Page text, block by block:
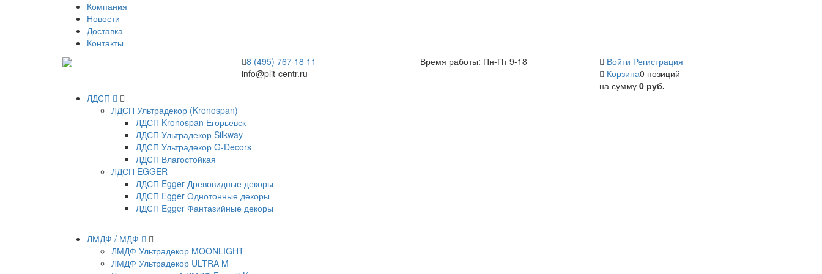
Компания
Новости
Доставка
Контакты
8 (495) 767 18 11
info@plit-centr.ru
Время работы: Пн-Пт 9-18 Войти Регистрация
Корзина0 позиций
на сумму 0 руб.
ЛДСП
ЛДСП Ультрадекор (Kronospan)
ЛДСП Kronospan Егорьевск
ЛДСП Ультрадекор Silkway
ЛДСП Ультрадекор G-Decors
ЛДСП Влагостойкая
ЛДСП EGGER
ЛДСП Egger Древовидные декоры
ЛДСП Egger Однотонные декоры
ЛДСП Egger Фантазийные декоры
ЛМДФ / МДФ
ЛМДФ Ультрадекор MOONLIGHT
ЛМДФ Ультрадекор ULTRA M